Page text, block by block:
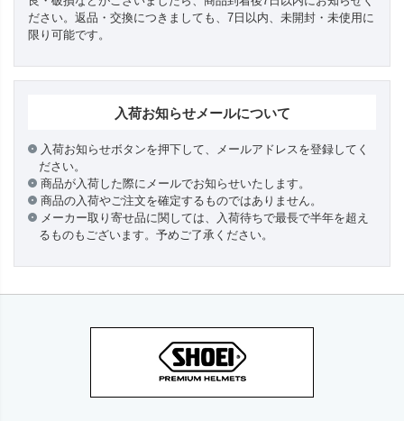
ださい。返品・交換につきましても、7日以内、未開封・未使用に
限り可能です。
入荷お知らせメールについて
入荷お知らせボタンを押下して、メールアドレスを登録してく
ださい。
商品が入荷した際にメールでお知らせいたします。
商品の入荷やご注文を確定するものではありません。
メーカー取り寄せ品に関しては、入荷待ちで最長で半年を超え
るものもございます。予めご了承ください。